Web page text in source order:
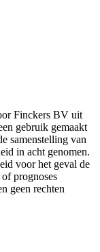
Finckers BV uit
gebruik gemaakt
samenstelling van
in acht genomen.
voor het geval de
prognoses
geen rechten